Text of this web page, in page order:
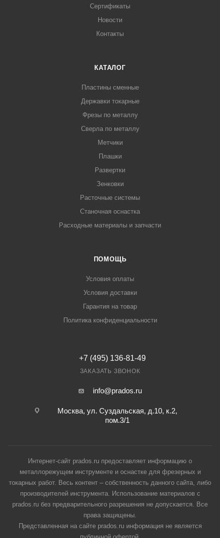
Сертификаты
Новости
Контакты
КАТАЛОГ
Пластины сменные
Державки токарные
Фрезы по металлу
Сверла по металлу
Метчики
Плашки
Развертки
Зенковки
Расточные системы
Станочная оснастка
Расходные материалы и запчасти
ПОМОЩЬ
Условия оплаты
Условия доставки
Гарантия на товар
Политика конфиденциальности
+7 (495) 136-81-49
ЗАКАЗАТЬ ЗВОНОК
info@prados.ru
Москва, ул. Суздальская, д.10, к.2,
пом.3/1
Интернет-сайт prados.ru предоставляет информацию о
металлорежущем инструменте и оснастке для фрезерных и
токарных работ. Весь контент – собственность данного сайта, либо
производителей инструмента. Использование материалов с
prados.ru без предварительного разрешения не допускается. Все
права защищены.
Представленная на сайте prados.ru информация не является